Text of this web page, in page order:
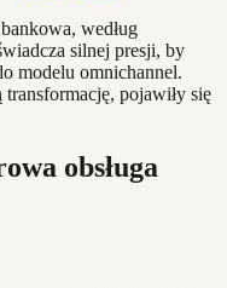
według
silnej presji, by
modelu omnichannel.
pojawiły się
obsługa